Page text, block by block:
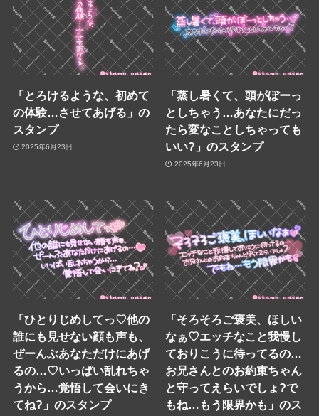
「とろけるような、初めて
の体験…させてあげる」の
スタンプ
2025年6月23日
「蒸し暑くて、頭がぼーっ
としちゃう…あなたにだっ
たら変なことしちゃっても
いい?」のスタンプ
2025年6月23日
「ひとりじめしてっ♡他の
誰にも見せない顔も声も、
ぜーんぶあなただけにあげ
るの…♡いっぱい乱れちゃ
うから…覚悟して会いにき
てね?」のスタンプ
「そろそろご褒美、ほしい
なぁ♡エッチなこと我慢し
ておりこうに待ってるの…
お兄さんとのお約束ちゃん
と守ってえらいでしょ?で
もね…もう限界かも」のス